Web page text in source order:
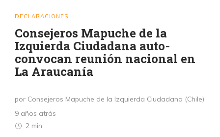
DECLARACIONES
Consejeros Mapuche de la
Izquierda Ciudadana auto-
convocan reunión nacional en
La Araucanía
por Consejeros Mapuche de la Izquierda Ciudadana (Chile)
9 años atrás
2 min